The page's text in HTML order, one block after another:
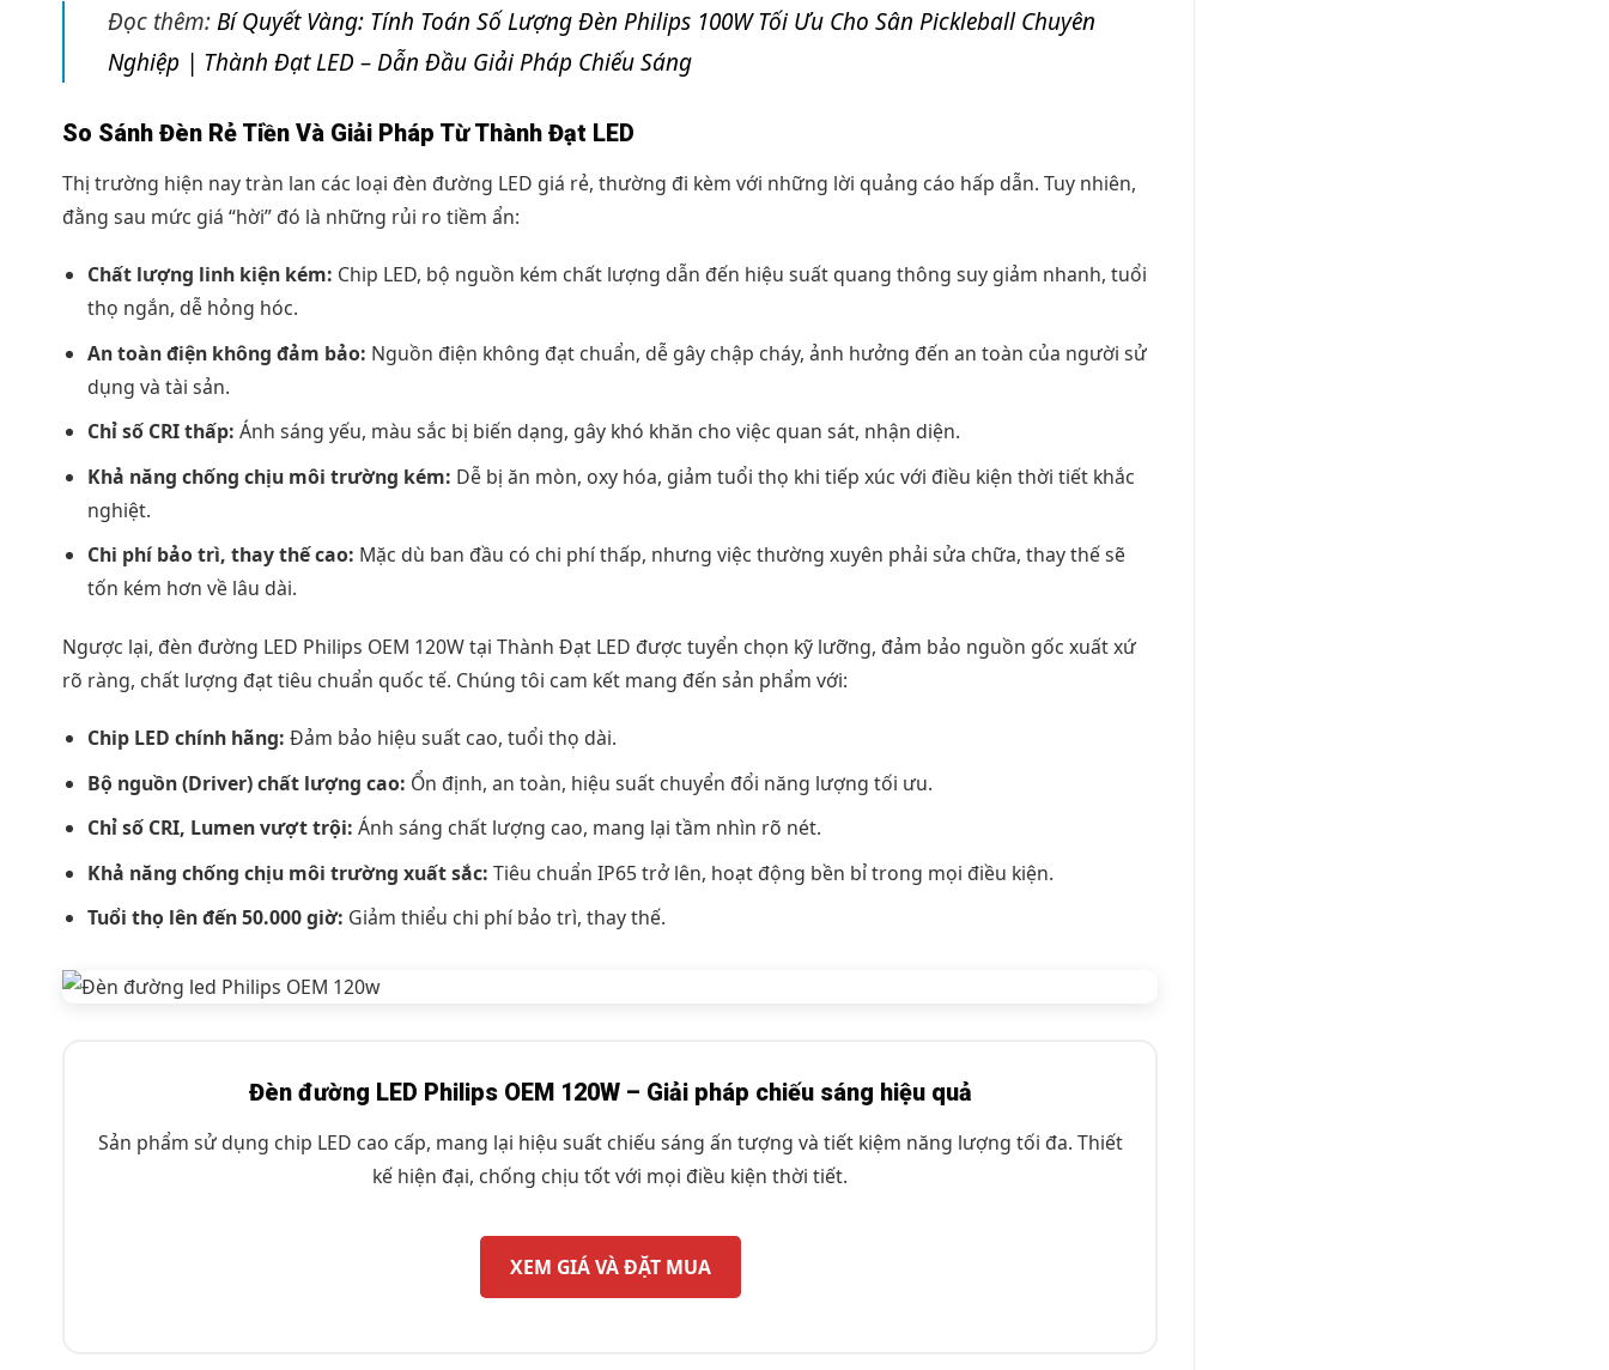
Đọc thêm:Bí Quyết Vàng: Tính Toán Số Lượng Đèn Philips 100W Tối Ưu Cho Sân Pickleball Chuyên
Nghiệp | Thành Đạt LED – Dẫn Đầu Giải Pháp Chiếu Sáng
So Sánh Đèn Rẻ Tiền Và Giải Pháp Từ Thành Đạt LED
Thị trường hiện nay tràn lan các loại đèn đường LED giá rẻ, thường đi kèm với những lời quảng cáo hấp dẫn. Tuy nhiên,
đằng sau mức giá “hời” đó là những rủi ro tiềm ẩn:
Chất lượng linh kiện kém: Chip LED, bộ nguồn kém chất lượng dẫn đến hiệu suất quang thông suy giảm nhanh, tuổi
thọ ngắn, dễ hỏng hóc.
An toàn điện không đảm bảo: Nguồn điện không đạt chuẩn, dễ gây chập cháy, ảnh hưởng đến an toàn của người sử
dụng và tài sản.
Chỉ số CRI thấp: Ánh sáng yếu, màu sắc bị biến dạng, gây khó khăn cho việc quan sát, nhận diện.
Khả năng chống chịu môi trường kém: Dễ bị ăn mòn, oxy hóa, giảm tuổi thọ khi tiếp xúc với điều kiện thời tiết khắc
nghiệt.
Chi phí bảo trì, thay thế cao: Mặc dù ban đầu có chi phí thấp, nhưng việc thường xuyên phải sửa chữa, thay thế sẽ
tốn kém hơn về lâu dài.
Ngược lại, đèn đường LED Philips OEM 120W tại Thành Đạt LED được tuyển chọn kỹ lưỡng, đảm bảo nguồn gốc xuất xứ
rõ ràng, chất lượng đạt tiêu chuẩn quốc tế. Chúng tôi cam kết mang đến sản phẩm với:
Chip LED chính hãng: Đảm bảo hiệu suất cao, tuổi thọ dài.
Bộ nguồn (Driver) chất lượng cao: Ổn định, an toàn, hiệu suất chuyển đổi năng lượng tối ưu.
Chỉ số CRI, Lumen vượt trội: Ánh sáng chất lượng cao, mang lại tầm nhìn rõ nét.
Khả năng chống chịu môi trường xuất sắc: Tiêu chuẩn IP65 trở lên, hoạt động bền bỉ trong mọi điều kiện.
Tuổi thọ lên đến 50.000 giờ: Giảm thiểu chi phí bảo trì, thay thế.
Đèn đường LED Philips OEM 120W – Giải pháp chiếu sáng hiệu quả
Sản phẩm sử dụng chip LED cao cấp, mang lại hiệu suất chiếu sáng ấn tượng và tiết kiệm năng lượng tối đa. Thiết
kế hiện đại, chống chịu tốt với mọi điều kiện thời tiết.
XEM GIÁ VÀ ĐẶT MUA